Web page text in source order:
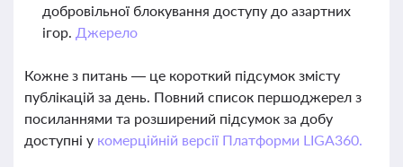
добровільної блокування доступу до азартних
ігор. Джерело
Кожне з питань — це короткий підсумок змісту
публікацій за день. Повний список першоджерел з
посиланнями та розширений підсумок за добу
доступні у комерційній версії Платформи LIGA360.